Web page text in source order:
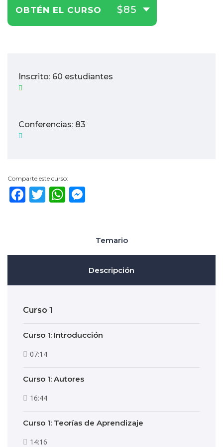
OBTÉN EL CURSO $85
Inscrito: 60 estudiantes
Conferencias: 83
Comparte este curso:
Facebook
TwitterWhatsApp
Temario
Descripción
Curso 1
Curso 1: Introducción
07:14
Curso 1: Autores
16:44
Curso 1: Teorías de Aprendizaje
14:16